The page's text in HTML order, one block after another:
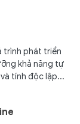
trình phát triển
khả năng tự
tính độc lập...